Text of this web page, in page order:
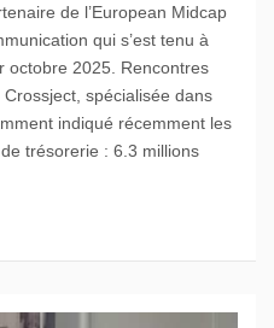
de l’European Midcap
qui s’est tenu à
octobre 2025. Rencontres
spécialisée dans
indiqué récemment les
trésorerie : 6.3 millions